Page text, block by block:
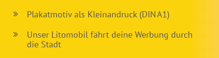
Plakatmotiv als Kleinandruck (DIN A1)
Unser Litomobil fährt deine Werbung durch
die Stadt